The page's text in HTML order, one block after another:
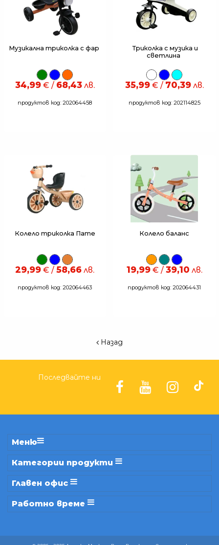
Музикална триколка с фар
34,99€ / 68,43лв.
продуктов код: 202064458
Триколка с музика и
светлина
35,99€ / 70,39лв.
продуктов код: 202114825
Колело триколка Пате
29,99 € / 58,66 лв.
продуктов код: 202064463
Колело баланс
19,99€ / 39,10 лв.
продуктов код: 202064431
Назад
Последвайте ни
Меню
Категории продукти
Главен офис
Работно време